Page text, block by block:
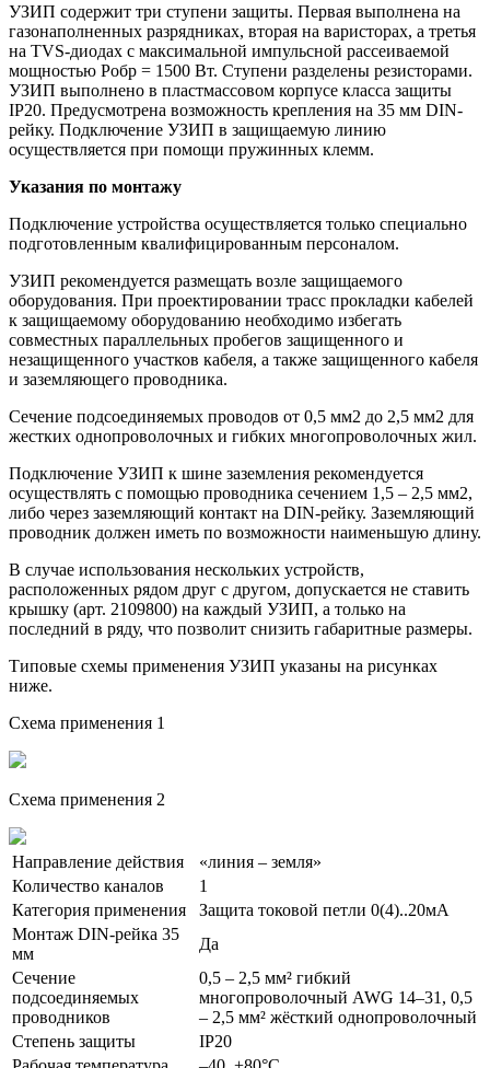
УЗИП содержит три ступени защиты. Первая выполнена на
газонаполненных разрядниках, вторая на варисторах, а третья
на TVS-диодах с максимальной импульсной рассеиваемой
мощностью Pобр = 1500 Вт. Ступени разделены резисторами.
УЗИП выполнено в пластмассовом корпусе класса защиты
IP20. Предусмотрена возможность крепления на 35 мм DIN-
рейку. Подключение УЗИП в защищаемую линию
осуществляется при помощи пружинных клемм.
Указания по монтажу
Подключение устройства осуществляется только специально
подготовленным квалифицированным персоналом.
УЗИП рекомендуется размещать возле защищаемого
оборудования. При проектировании трасс прокладки кабелей
к защищаемому оборудованию необходимо избегать
совместных параллельных пробегов защищенного и
незащищенного участков кабеля, а также защищенного кабеля
и заземляющего проводника.
Сечение подсоединяемых проводов от 0,5 мм2 до 2,5 мм2 для
жестких однопроволочных и гибких многопроволочных жил.
Подключение УЗИП к шине заземления рекомендуется
осуществлять с помощью проводника сечением 1,5 – 2,5 мм2,
либо через заземляющий контакт на DIN-рейку. Заземляющий
проводник должен иметь по возможности наименьшую длину.
В случае использования нескольких устройств,
расположенных рядом друг с другом, допускается не ставить
крышку (арт. 2109800) на каждый УЗИП, а только на
последний в ряду, что позволит снизить габаритные размеры.
Типовые схемы применения УЗИП указаны на рисунках
ниже.
Схема применения 1
Схема применения 2
Направление действия
«линия – земля»
Количество каналов
1
Категория применения
Защита токовой петли 0(4)..20мА
Монтаж DIN-рейка 35
мм
Да
Сечение
подсоединяемых
проводников
0,5 – 2,5 мм² гибкий
многопроволочный AWG 14–31, 0,5
– 2,5 мм² жёсткий однопроволочный
Степень защиты
IP20